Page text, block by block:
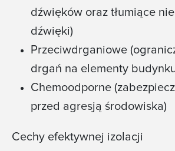
dźwięków oraz tłumiące
dźwięki)
Przeciwdrganiowe
drgań na elementy
Chemoodporne
przed agresją środowiska)
Cechy efektywnej izolacji